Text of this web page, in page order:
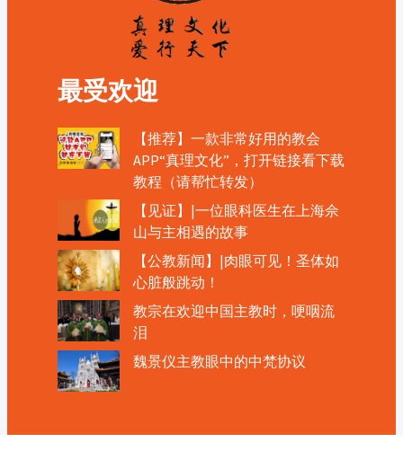
最受欢迎
【推荐】一款非常好用的教会
APP“真理文化”，打开链接看下载
教程（请帮忙转发）
【见证】|一位眼科医生在上海佘
山与主相遇的故事
【公教新闻】|肉眼可见！圣体如
心脏般跳动！
教宗在欢迎中国主教时，哽咽流
泪
魏景仪主教眼中的中梵协议